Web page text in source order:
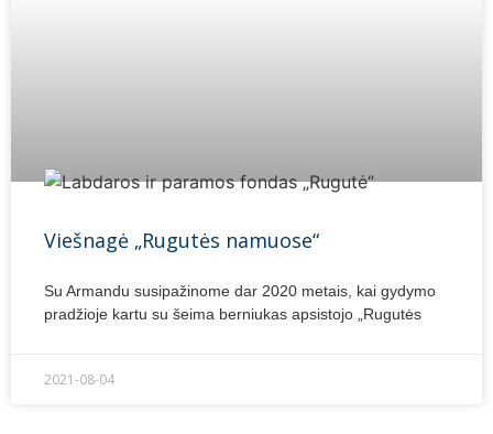
Viešnagė „Rugutės namuose“
Su Armandu susipažinome dar 2020 metais, kai gydymo
pradžioje kartu su šeima berniukas apsistojo „Rugutės
2021-08-04